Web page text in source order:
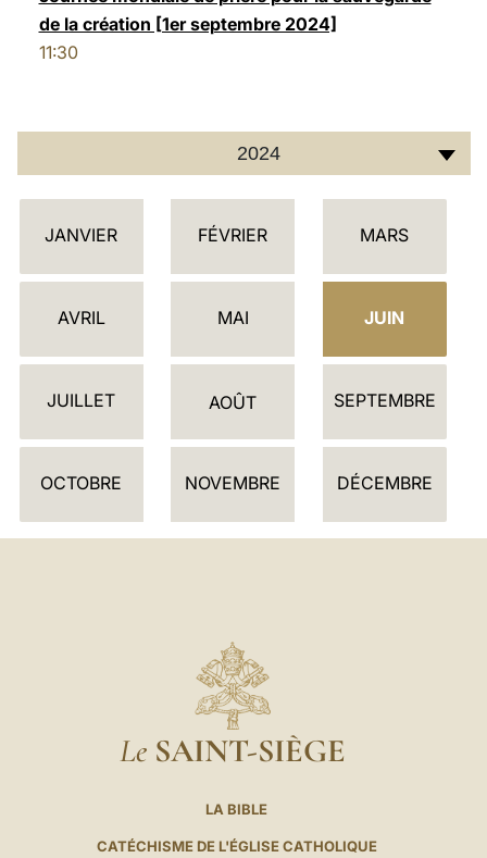
de la création [1er septembre 2024]
11:30
2024
C
L
D
I
JANVIER FÉVRIER MARS
AVRIL MAI JUIN
JUILLET AOÛT SEPTEMBRE
OCTOBRE NOVEMBRE DÉCEMBRE
Le SAINT-SIÈGE
LA BIBLE
CATÉCHISME DE L'ÉGLISE CATHOLIQUE